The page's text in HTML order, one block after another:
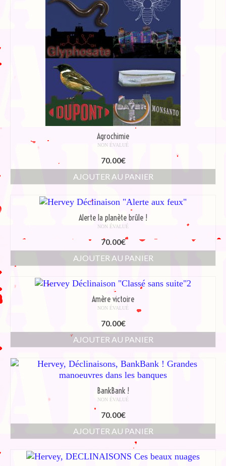
Au temps du Covid
Post-it politiques
Agrochimie
NON ÉVALUÉ
70.00€
AJOUTER AU PANIER
Alerte la planète brûle !
NON ÉVALUÉ
70.00€
AJOUTER AU PANIER
Amère victoire
NON ÉVALUÉ
70.00€
AJOUTER AU PANIER
BankBank !
NON ÉVALUÉ
70.00€
AJOUTER AU PANIER